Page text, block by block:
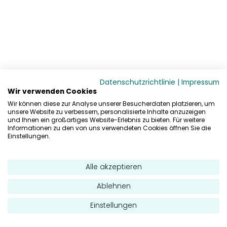
Datenschutzrichtlinie | Impressum
Wir verwenden Cookies
Wir können diese zur Analyse unserer Besucherdaten platzieren, um
unsere Website zu verbessern, personalisierte Inhalte anzuzeigen
und Ihnen ein großartiges Website-Erlebnis zu bieten. Für weitere
Informationen zu den von uns verwendeten Cookies öffnen Sie die
Einstellungen.
Alle akzeptieren
Ablehnen
Einstellungen